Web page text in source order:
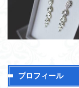
プロフィール